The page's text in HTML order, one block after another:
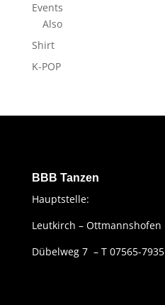
Events
Also
Shirt
K-POP
BBB Tanzen
Hauptstelle:
Leutkirch – Ottmannshofen
Dübelweg 7 – T 07565-7935